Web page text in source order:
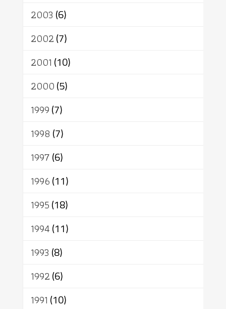
2003 (6)
2002(7)
2001 (10)
2000(5)
1999(7)
1998 (7)
1997(6)
1996(11)
1995(18)
1994(11)
1993 (8)
1992(6)
1991 (10)